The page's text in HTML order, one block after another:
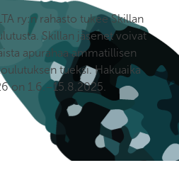
ry:n rahasto tukee Skillan
Skillan jäsenet voivat
apurahaa ammatillisen
tueksi. Hakuaika
on 1.6.–15.8.2025.